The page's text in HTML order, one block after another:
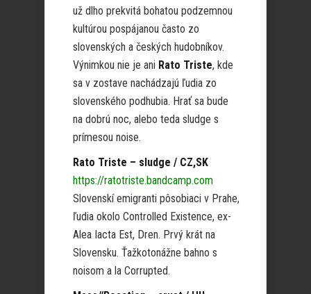
už dlho prekvitá bohatou podzemnou
kultúrou pospájanou často zo
slovenských a českých hudobníkov.
Výnimkou nie je ani Rato Triste, kde
sa v zostave nachádzajú ľudia zo
slovenského podhubia. Hrať sa bude
na dobrú noc, alebo teda sludge s
prímesou noise.
Rato Triste – sludge / CZ,SK
https://ratotriste.bandcamp.com
Slovenskí emigranti pôsobiaci v Prahe,
ľudia okolo Controlled Existence, ex-
Alea Iacta Est, Dren. Prvý krát na
Slovensku. Ťažkotonážne bahno s
noisom a la Corrupted.